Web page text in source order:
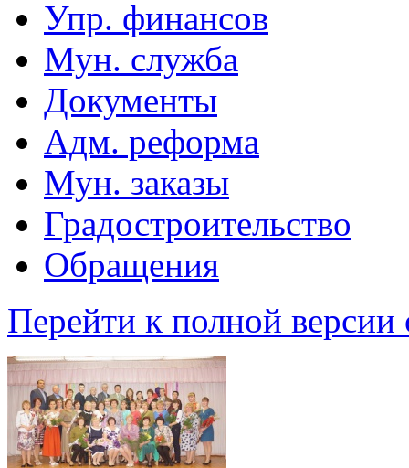
Упр. финансов
Мун. служба
Документы
Адм. реформа
Мун. заказы
Градостроительство
Обращения
Перейти к полной версии